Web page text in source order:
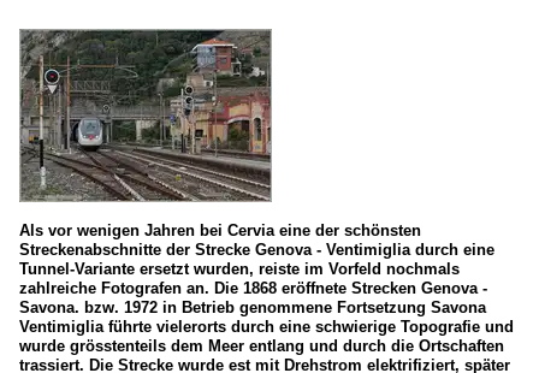
Als vor wenigen Jahren bei Cervia eine der schönsten
Streckenabschnitte der Strecke Genova - Ventimiglia durch eine
Tunnel-Variante ersetzt wurden, reiste im Vorfeld nochmals
zahlreiche Fotografen an. Die 1868 eröffnete Strecken Genova -
Savona. bzw. 1972 in Betrieb genommene Fortsetzung Savona
Ventimiglia führte vielerorts durch eine schwierige Topografie und
wurde grösstenteils dem Meer entlang und durch die Ortschaften
trassiert. Die Strecke wurde est mit Drehstrom elektrifiziert, später